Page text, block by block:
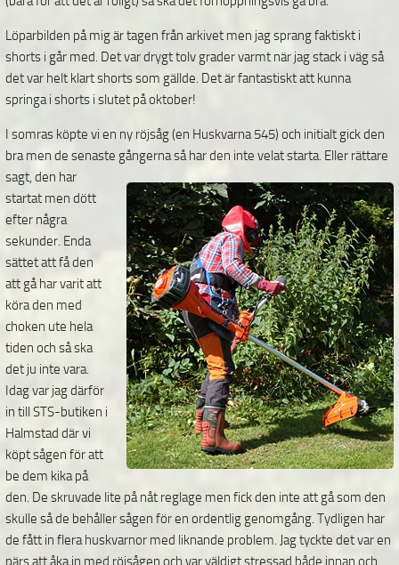
Löparbilden på mig är tagen från arkivet men jag sprang faktiskt i
shorts i går med. Det var drygt tolv grader varmt när jag stack i väg så
det var helt klart shorts som gällde. Det är fantastiskt att kunna
springa i shorts i slutet på oktober!
I somras köpte vi en ny röjsåg (en Huskvarna 545) och initialt gick den
bra men de senaste gångernaså har den inte velat starta. Eller rättare
sagt, den har
startat men dött
efter några
sekunder. Enda
sättet att få den
att gå har varit att
köra den med
choken ute hela
tiden och så ska
det ju inte vara.
Idag var jag därför
in till STS-butiken i
Halmstad där vi
köpt sågen för att
be dem kika på
den. De skruvade lite på nåt reglage men fick den inte att gå som den
skulle så de behåller sågen för en ordentlig genomgång. Tydligen har
de fått in flera huskvarnor med liknande problem. Jag tyckte det var en
pärs att åka in med röjsågen och var väldigt stressad både innan och